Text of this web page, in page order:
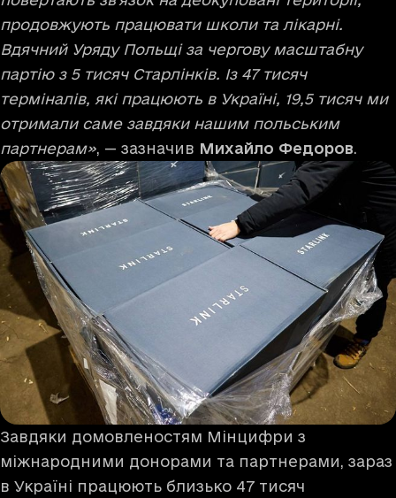
продовжують працювати школи та лікарні.
Вдячний Уряду Польщі за чергову масштабну
партію з 5 тисяч Старлінків. Із 47 тисяч
терміналів, які працюють в Україні, 19,5 тисяч ми
отримали саме завдяки нашим польським
партнерам», — зазначив Михайло Федоров.
Завдяки домовленостям Мінцифри з
міжнародними донорами та партнерами, зараз
в Україні працюють близько 47 тисяч